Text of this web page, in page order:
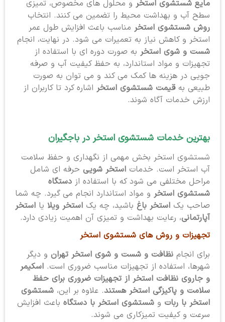
مایع شستشوی استخرو محلول های مخصوص، تمیزی
سطح آب و بهداشت محیط را تضمین می کنند. انتخاب
روش شستشوی استخرمناسب باعث افزایش طول عمر
استخر و کاهش نیاز به تعمیرات می شود. در نهایت، انجام
شست و شوی استخربه صورت دوره ای با استفاده از
تجهیزات و مواد استاندارد، به حفظ کیفیت آب و صرفه
جویی در هزینه ها کمک می کند و می توان به صورت
طبیعی به قیمت شستشوی استخراشاره کرد تا کاربران از
ارزش خدمات آگاه شوند.
بهترین خدمات شستشوی استخر در باجگیران
شستشوی استخر بخش مهمی از نگهداری و حفظ سلامت
آب استخر است. خدمات استخر شوییحرفه ای شامل
مراحل مختلفی می شود که با استفاده از دستگاه
شستشوی استخرو مواد استاندارد انجام می گیرد. چه شما
صاحب یک استخر باغباشید، چه یک استخر ویلایا استخر
آپارتمانی، رعایت بهداشت و تمیزی آن اهمیت زیادی دارد.
تجهیزات و روش های شستشوی استخر
برای انجام نظافت و شست و شوی استخر تهرانو دیگر
شهرها، استفاده از تجهیزات مناسب ضروری است. اسکیمر
و جاروی نظافت استخر از تجهیزات ضروری برای حفظ
سلامت و پاکیزگی استخر هستند. علاوه بر این، شستشوی
استخر با رباتو شستشوی استخر با دستگاهباعث افزایش
سرعت و کیفیت تمیزکاری می شوند.